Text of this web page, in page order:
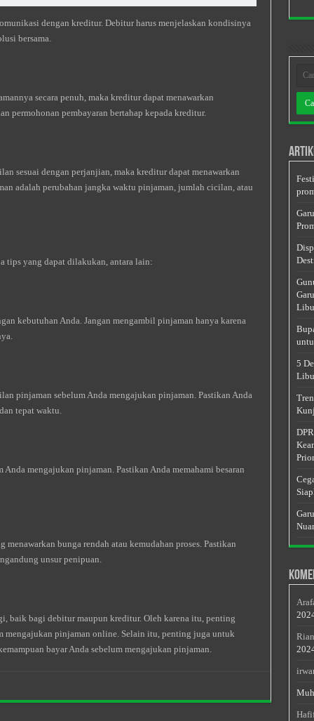
dengan kreditur. Debitur harus menjelaskan kondisinya
bersama.
secara penuh, maka kreditur dapat menawarkan
permohonan pembayaran bertahap kepada kreditur.
sesuai dengan perjanjian, maka kreditur dapat menawarkan
adalah perubahan jangka waktu pinjaman, jumlah cicilan, atau
tips yang dapat dilakukan, antara lain:
kebutuhan Anda. Jangan mengambil pinjaman hanya karena
pinjaman sebelum Anda mengajukan pinjaman. Pastikan Anda
tepat waktu.
mengajukan pinjaman. Pastikan Anda memahami besaran
bunga rendah atau kemudahan proses. Pastikan
unsur penipuan.
bagi debitur maupun kreditur. Oleh karena itu, penting
mengajukan pinjaman online. Selain itu, penting juga untuk
bayar Anda sebelum mengajukan pinjaman.
5